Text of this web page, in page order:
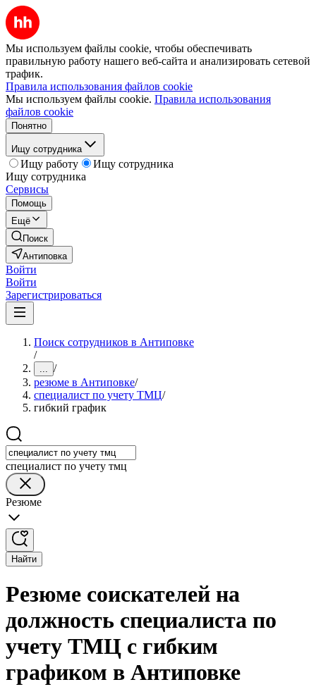
Мы используем файлы cookie, чтобы обеспечивать
правильную работу нашего веб-сайта и анализировать сетевой
трафик.
Правила использования файлов cookie
Мы используем файлы cookie. Правила использования
файлов cookie
Понятно
Ищу сотрудника
Ищу работу
Ищу сотрудника
Ищу сотрудника
Сервисы
Помощь
Ещё
Поиск
Антиповка
Войти
Войти
Зарегистрироваться
Поиск сотрудников в Антиповке
/
... /
резюме в Антиповке/
специалист по учету ТМЦ/
гибкий график
специалист по учету тмц
Резюме
Найти
Резюме соискателей на
должность специалиста по
учету ТМЦ с гибким
графиком в Антиповке